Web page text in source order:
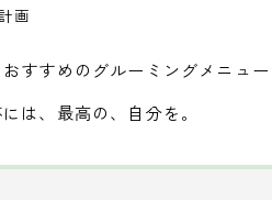
画
すすめのグルーミングメニュー
は、最高の、自分を。